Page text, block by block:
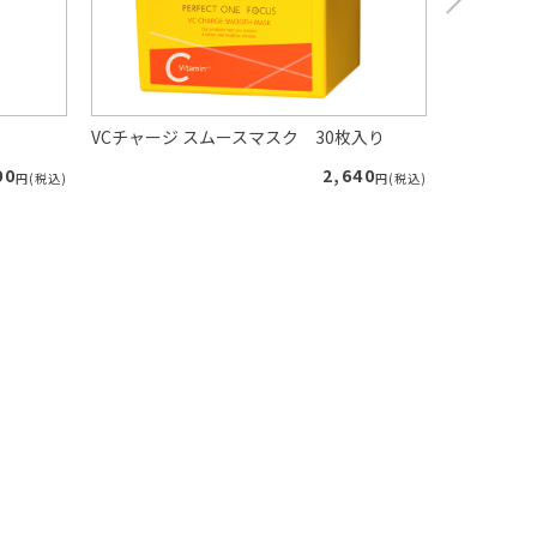
円(税込)
VCチャージ スムースマスク 30枚入り
2,640円(税込)